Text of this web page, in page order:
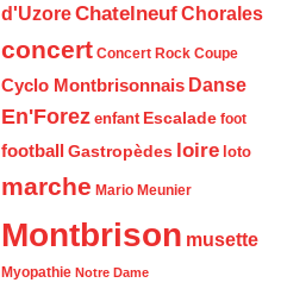
d'UzoreChatelneufChorales
concert Concert Rock Coupe
Cyclo Montbrisonnais Danse
En'Forez enfant Escalade foot
football Gastropèdes loire loto
marche Mario Meunier
Montbrison musette
Myopathie Notre Dame